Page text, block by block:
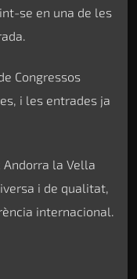
se en una de les
Congressos
i les entrades ja
Andorra la Vella
i de qualitat,
internacional.